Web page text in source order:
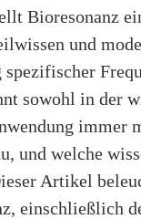
Bioresonanz
und
sowohl in der
immer
und welche
Artikel
einschließlich